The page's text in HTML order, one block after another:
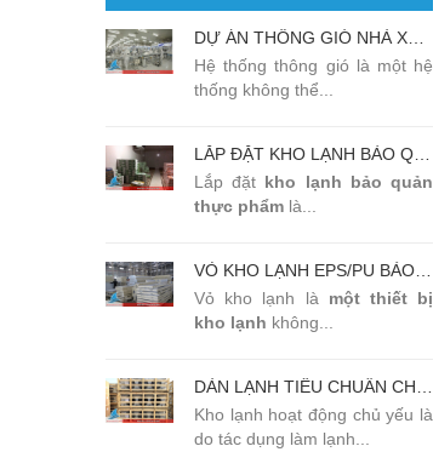
Hệ thống thông gió là một hệ
thống không thể...
Lắp đặt kho lạnh bảo quản
thực phẩm là...
Vỏ kho lạnh là một thiết bị
kho lạnh không...
Kho lạnh hoạt động chủ yếu là
do tác dụng làm lạnh...